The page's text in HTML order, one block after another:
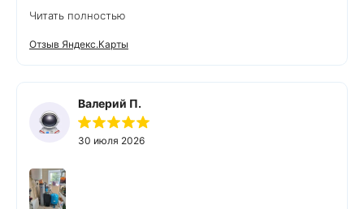
должном уровне. Спасибо!
Читать полностью
Отзыв Яндекс.Карты
Валерий П.
30 июля 2026